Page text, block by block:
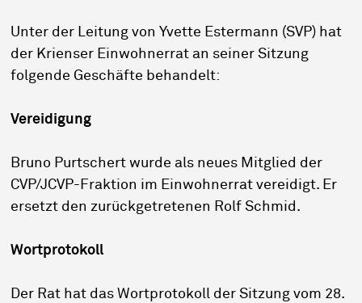
Unter der Leitung von Yvette Estermann (SVP) hat
der Krienser Einwohnerrat an seiner Sitzung
folgende Geschäfte behandelt:
Vereidigung
Bruno Purtschert wurde als neues Mitglied der
CVP/JCVP-Fraktion im Einwohnerrat vereidigt. Er
ersetzt den zurückgetretenen Rolf Schmid.
Wortprotokoll
Der Rat hat das Wortprotokoll der Sitzung vom 28.